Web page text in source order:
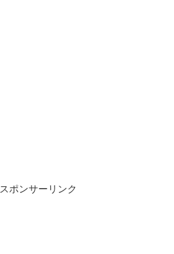
スポンサーリンク